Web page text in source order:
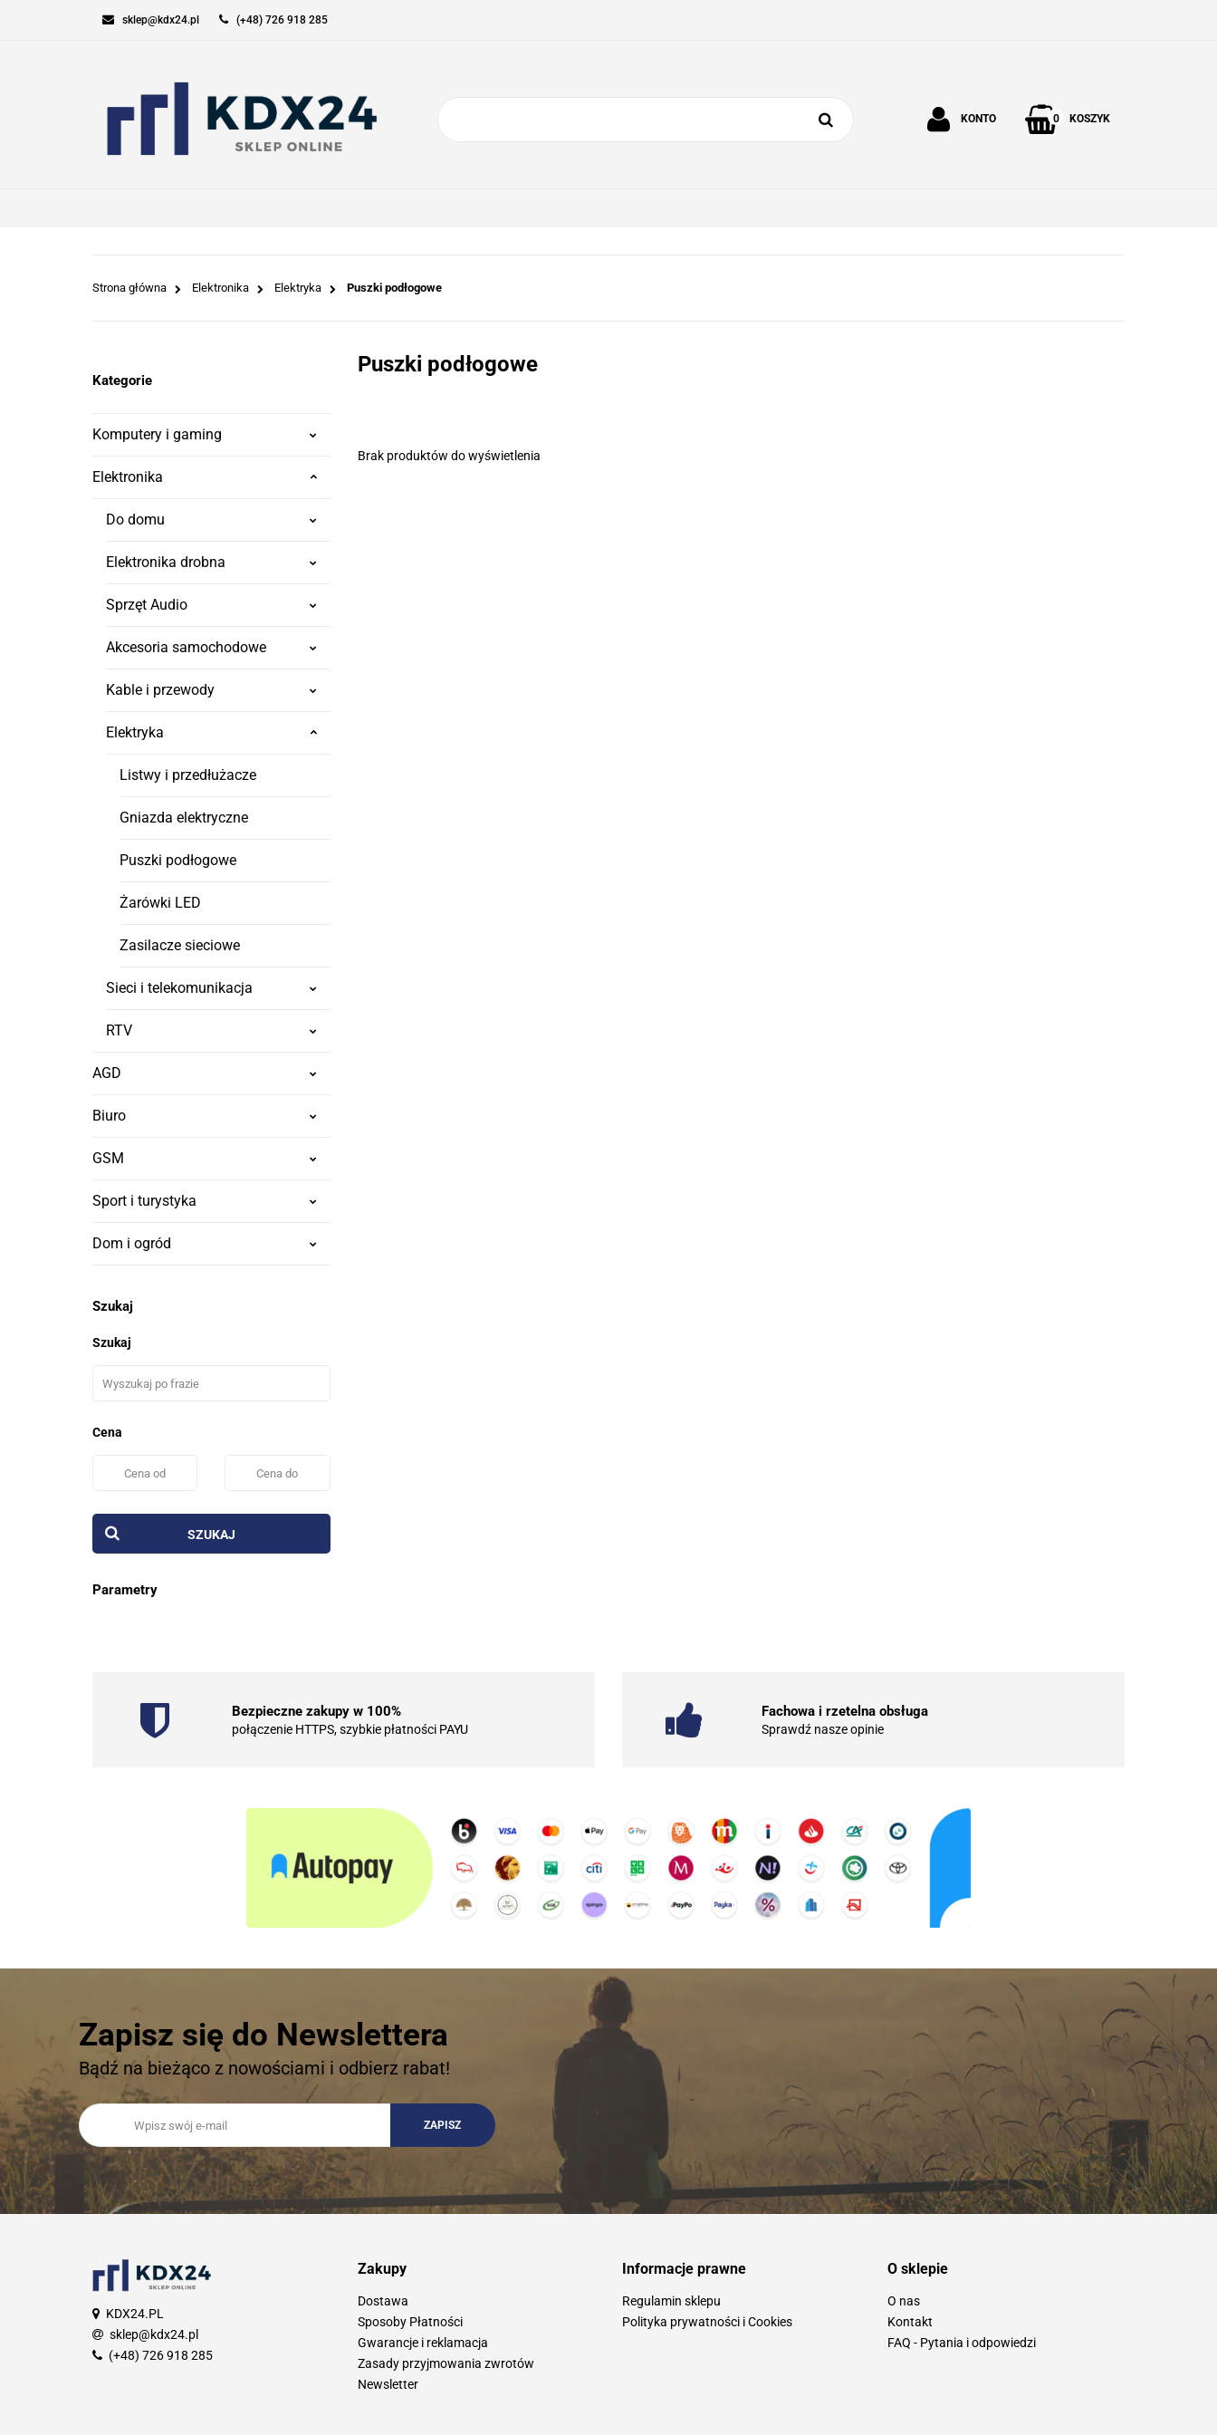
sklep@kdx24.pl (+48) 726 918 285
KONTO 0 KOSZYK
KOMPUTERY I GAMING
Strona główna Elektronika Elektryka Puszki podłogowe
Kategorie
Komputery i gaming
Elektronika
Do domu
Elektronika drobna
Sprzęt Audio
Akcesoria samochodowe
Kable i przewody
Elektryka
Listwy i przedłużacze
Gniazda elektryczne
Puszki podłogowe
Żarówki LED
Zasilacze sieciowe
Sieci i telekomunikacja
RTV
AGD
Biuro
GSM
Sport i turystyka
Dom i ogród
Szukaj
Szukaj
Cena
SZUKAJ
Parametry
Puszki podłogowe
Brak produktów do wyświetlenia
Bezpieczne zakupy w 100%
połączenie HTTPS, szybkie płatności PAYU
Fachowa i rzetelna obsługa
Sprawdź nasze opinie
Zapisz się do Newslettera
Bądź na bieżąco z nowościami i odbierz rabat!
KDX24.PL
sklep@kdx24.pl
(+48) 726 918 285
Zakupy
Dostawa
Sposoby Płatności
Gwarancje i reklamacja
Zasady przyjmowania zwrotów
Newsletter
Informacje prawne
Regulamin sklepu
Polityka prywatności i Cookies
O sklepie
O nas
Kontakt
FAQ - Pytania i odpowiedzi